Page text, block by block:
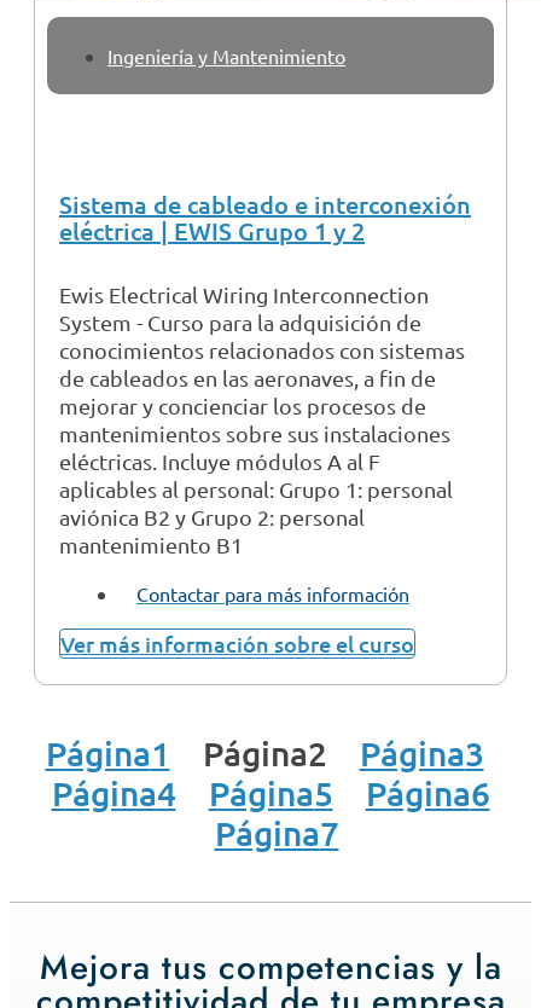
Ingeniería y Mantenimiento
Sistema de cableado e interconexión
eléctrica | EWIS Grupo 1 y 2
Ewis Electrical Wiring Interconnection
System - Curso para la adquisición de
conocimientos relacionados con sistemas
de cableados en las aeronaves, a fin de
mejorar y concienciar los procesos de
mantenimientos sobre sus instalaciones
eléctricas. Incluye módulos A al F
aplicables al personal: Grupo 1: personal
aviónica B2 y Grupo 2: personal
mantenimiento B1
Contactar para más información
Ver más información sobre el curso
Página1 Página2 Página3
Página4 Página5 Página6
Página7
Mejora tus competencias y la